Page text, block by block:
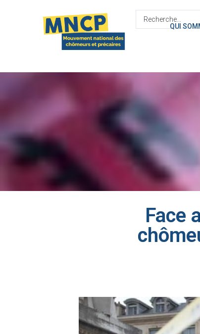
QUI
Face